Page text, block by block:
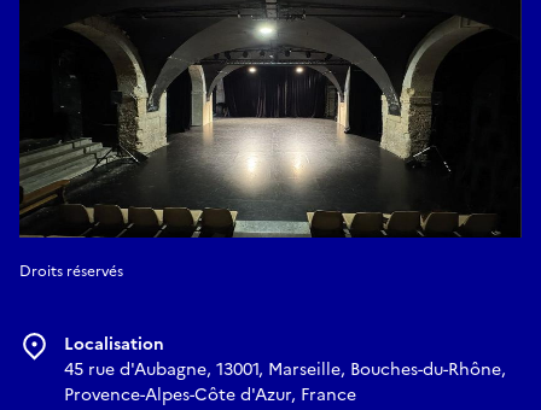
Droits réservés
Localisation
45 rue d'Aubagne, 13001, Marseille, Bouches-du-Rhône,
Provence-Alpes-Côte d'Azur, France